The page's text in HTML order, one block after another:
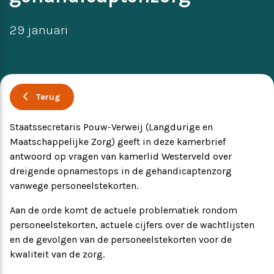
Ervaringsverhalen
Symposium
Toekomstvisie
EVB+ in beeld!
Partners
29 januari
Terug
Staatssecretaris Pouw-Verweij (Langdurige en
Maatschappelijke Zorg) geeft in deze kamerbrief
antwoord op vragen van kamerlid Westerveld over
dreigende opnamestops in de gehandicaptenzorg
vanwege personeelstekorten.
Aan de orde komt de actuele problematiek rondom
personeelstekorten, actuele cijfers over de wachtlijsten
en de gevolgen van de personeelstekorten voor de
kwaliteit van de zorg.